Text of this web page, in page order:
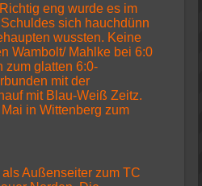
eng wurde es im
sich hauchdünn
wussten. Keine
Wambolt/ Mahlke bei 6:0
zum glatten 6:0-
mit der
mit Blau-Weiß Zeitz.
in Wittenberg zum
Außenseiter zum TC